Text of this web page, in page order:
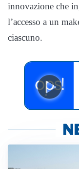
innovazione che
l’accesso a un
ciascuno.